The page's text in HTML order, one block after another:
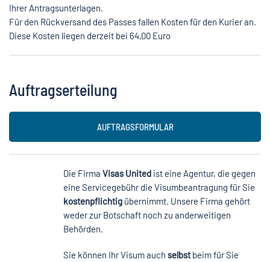
Ihrer Antragsunterlagen.
Für den Rückversand des Passes fallen Kosten für den Kurier an.
Diese Kosten liegen derzeit bei 64,00 Euro
Auftragserteilung
AUFTRAGSFORMULAR
Die Firma Visas Unitedist eine Agentur, die gegen
eine Servicegebühr die Visumbeantragung für Sie
kostenpflichtigübernimmt. Unsere Firma gehört
weder zur Botschaft noch zu anderweitigen
Behörden.
Sie können Ihr Visum auch selbstbeim für Sie